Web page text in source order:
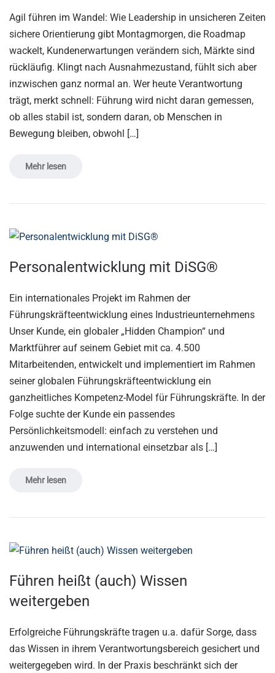
Agil führen im Wandel: Wie Leadership in unsicheren Zeiten
sichere Orientierung gibt Montagmorgen, die Roadmap
wackelt, Kundenerwartungen verändern sich, Märkte sind
rückläufig. Klingt nach Ausnahmezustand, fühlt sich aber
inzwischen ganz normal an. Wer heute Verantwortung
trägt, merkt schnell: Führung wird nicht daran gemessen,
ob alles stabil ist, sondern daran, ob Menschen in
Bewegung bleiben, obwohl […]
Mehr lesen
Personalentwicklung mit DiSG®
Ein internationales Projekt im Rahmen der
Führungskräfteentwicklung eines Industrieunternehmens
Unser Kunde, ein globaler „Hidden Champion“ und
Marktführer auf seinem Gebiet mit ca. 4.500
Mitarbeitenden, entwickelt und implementiert im Rahmen
seiner globalen Führungskräfteentwicklung ein
ganzheitliches Kompetenz-Model für Führungskräfte. In der
Folge suchte der Kunde ein passendes
Persönlichkeitsmodell: einfach zu verstehen und
anzuwenden und international einsetzbar als […]
Mehr lesen
Führen heißt (auch) Wissen
weitergeben
Erfolgreiche Führungskräfte tragen u.a. dafür Sorge, dass
das Wissen in ihrem Verantwortungsbereich gesichert und
weitergegeben wird. In der Praxis beschränkt sich der